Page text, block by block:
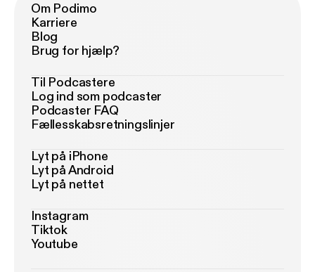
Om Podimo
Karriere
Blog
Brug for hjælp?
Til Podcastere
Log ind som podcaster
Podcaster FAQ
Fællesskabsretningslinjer
Lyt på iPhone
Lyt på Android
Lyt på nettet
Instagram
Tiktok
Youtube